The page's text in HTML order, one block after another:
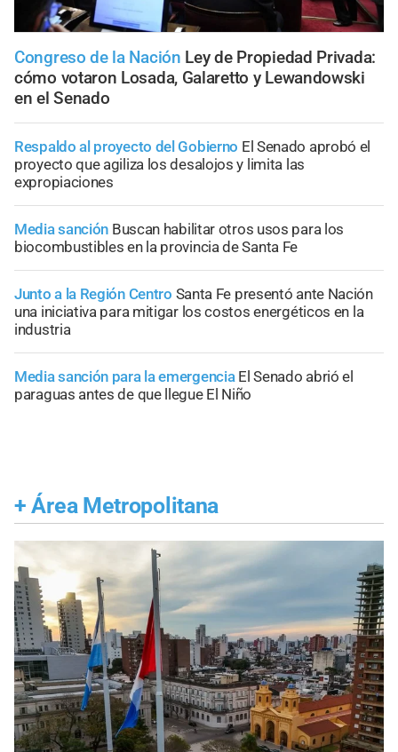
Congreso de la Nación Ley de Propiedad Privada:
cómo votaron Losada, Galaretto y Lewandowski
en el Senado
Respaldo al proyecto del Gobierno El Senado aprobó el
proyecto que agiliza los desalojos y limita las
expropiaciones
Media sanción Buscan habilitar otros usos para los
biocombustibles en la provincia de Santa Fe
Junto a la Región Centro Santa Fe presentó ante Nación
una iniciativa para mitigar los costos energéticos en la
industria
Media sanción para la emergencia El Senado abrió el
paraguas antes de que llegue El Niño
+ Área Metropolitana